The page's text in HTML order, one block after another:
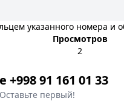
указанного номера и
Просмотров
2
91 161 01 33
первый!